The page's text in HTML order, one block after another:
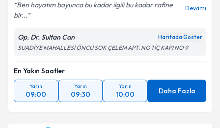
Ben hayatım boyunca bu kadar ilgili bu kadar rafine
bir...
Devamı
Op. Dr. Sultan Can Haritada Göster
SUADİYE MAHALLESİ ÖNCÜ SOK ÇELEM APT. NO 1 İÇ KAPI NO 9
En Yakın Saatler
Yarın
09:00
Yarın
09:30
Yarın
10:00 Daha Fazla